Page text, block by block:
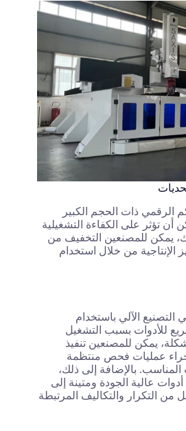
الرقمي ذات الحجم الكبير
أن تؤثر على الكفاءة التشغيلية
يمكن للمصنعين التخفيف من
الإنتاجية من خلال استخدام
التصنيع الآلي باستخدام
للأدوات بسبب التشغيل
يمكن للمصنعين تنفيذ
عمليات فحص منتظمة
بالإضافة إلى ذلك،
عالية الجودة ومتينة إلى
من التكرار والتكاليف المرتبطة